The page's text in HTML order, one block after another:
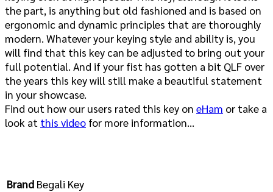
the part, is anything but old fashioned and is based on
ergonomic and dynamic principles that are thoroughly
modern. Whatever your keying style and ability is, you
will find that this key can be adjusted to bring out your
full potential. And if your fist has gotten a bit QLF over
the years this key will still make a beautiful statement
in your showcase.
Find out how our users rated this key on eHam or take a
look at this video for more information…
Brand Begali Key